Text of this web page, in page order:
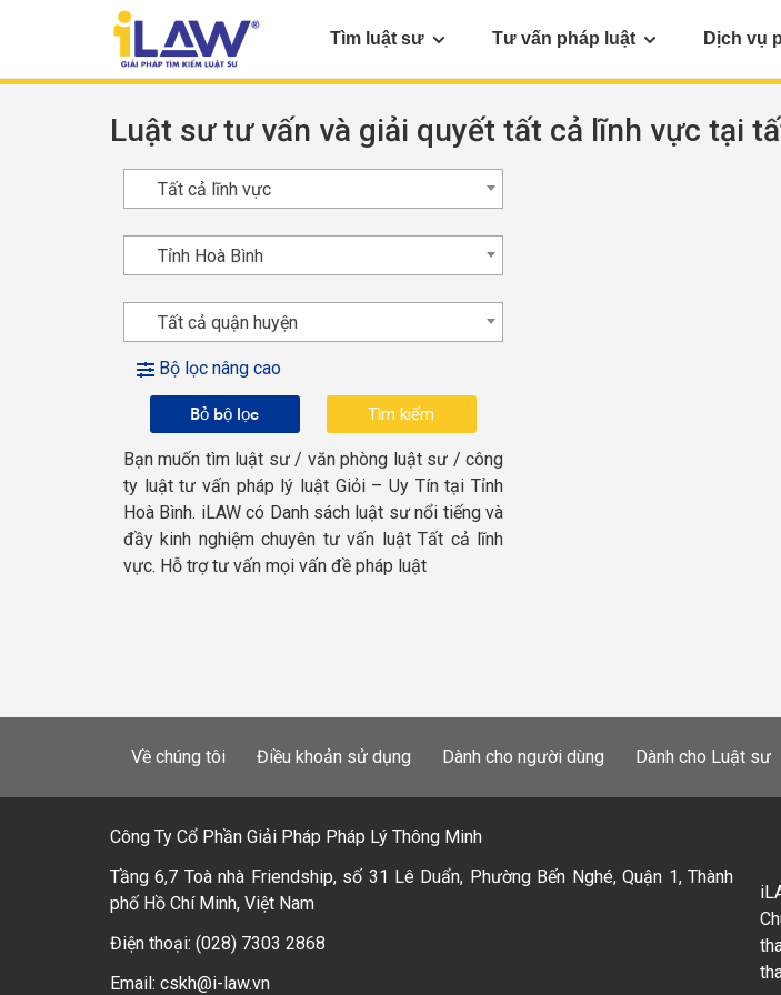
Tìm luật sư Tư vấn pháp luật Dịch vụ
Luật sư tư vấn và giải quyết tất cả lĩnh vực tại
Tất cả lĩnh vực
Tỉnh Hoà Bình
Tất cả quận huyện
Bộ lọc nâng cao
Bỏ bộ lọc
Bạn muốn tìm luật sư / văn phòng luật sư / công
ty luật tư vấn pháp lý luật Giỏi – Uy Tín tại Tỉnh
Hoà Bình. iLAW có Danh sách luật sư nổi tiếng và
đầy kinh nghiệm chuyên tư vấn luật Tất cả lĩnh
vực. Hỗ trợ tư vấn mọi vấn đề pháp luật
Về chúng tôi Điều khoản sử dụng Dành cho người dùng Dành cho Luật sư
Công Ty Cổ Phần Giải Pháp Pháp Lý Thông Minh
Tầng 6,7 Toà nhà Friendship, số 31 Lê Duẩn, Phường Bến Nghé, Quận 1, Thành
phố Hồ Chí Minh, Việt Nam
Điện thoại: (028) 7303 2868
Email: cskh@i-law.vn